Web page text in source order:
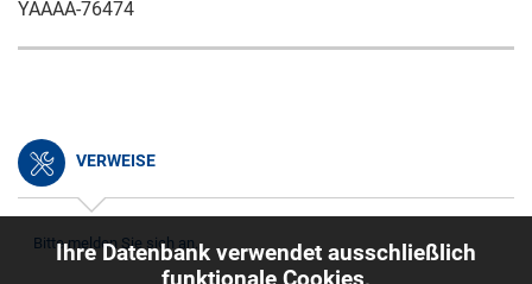
YAAAA-76474
VERWEISE
Bitte melden Sie sich an.
Ihre Datenbank verwendet ausschließlich